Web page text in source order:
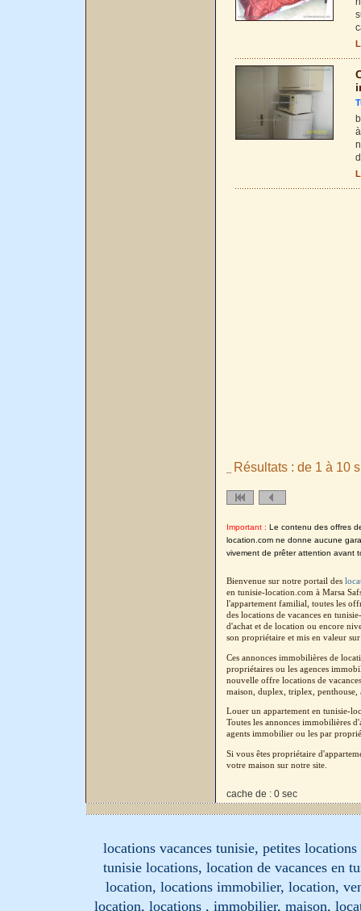
Résultats : de 1 à 10
Important : Le contenu des offres
location.com ne donne aucune
vivement de prêter attention avant
Bienvenue sur notre portail des
en tunisie-location.com à Marsa
l'appartement familial, toutes les
des locations de vacances en
d'achat et de location ou encore
son propriétaire et mis en valeur
Ces annonces immobilières de
propriétaires ou les agences
nouvelle offre locations de
maison, duplex, triplex, penthouse,
Louer un appartement en tunisie-
Toutes les annonces immobilières
agents immobilier ou les par
Si vous êtes propriétaire
votre maison sur notre site.
cache de : 0 sec
locations vacances tunisie, petites
tunisie locations, location de vacances en
location, locations immobilier, location,
location, locations , immobilier, maison,